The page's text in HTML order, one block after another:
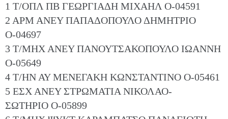
1 Τ/ΟΠΛ ΠΒ ΓΕΩΡΓΙΑΔΗ ΜΙΧΑΗΛ Ο-04591
2 ΑΡΜ ΑΝΕΥ ΠΑΠΑΔΟΠΟΥΛΟ ΔΗΜΗΤΡΙΟ
Ο-04697
3 Τ/ΜΗΧ ΑΝΕΥ ΠΑΝΟΥΤΣΑΚΟΠΟΥΛΟ ΙΩΑΝΝΗ
Ο-05649
4 Τ/ΗΝ ΑΥ ΜΕΝΕΓΑΚΗ ΚΩΝΣΤΑΝΤΙΝΟ Ο-05461
5 ΕΣΧ ΑΝΕΥ ΣΤΡΩΜΑΤΙΑ ΝΙΚΟΛΑΟ-
ΣΩΤΗΡΙΟ Ο-05899